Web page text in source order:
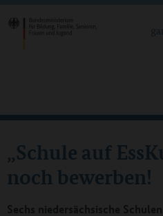
„Schule auf
noch bewerben!
Sechs niedersächsische